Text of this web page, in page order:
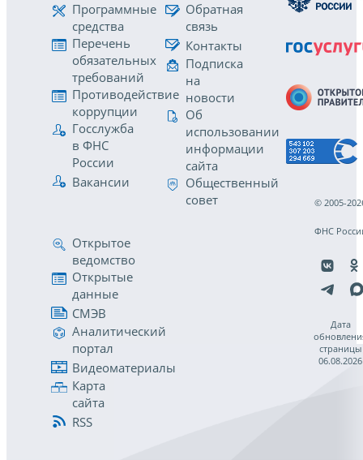
Программные
средства
Перечень
обязательных
требований
Противодействие
коррупции
Госслужба
в ФНС
России
Вакансии
Обратная
связь
Контакты
Подписка
на
новости
Об
использовании
информации
сайта
Общественный
совет
Открытое
ведомство
Открытые
данные
СМЭВ
Аналитический
портал
Видеоматериалы
Карта
сайта
RSS
© 2005-
ФНС
Дата
страницы
06.08.2026